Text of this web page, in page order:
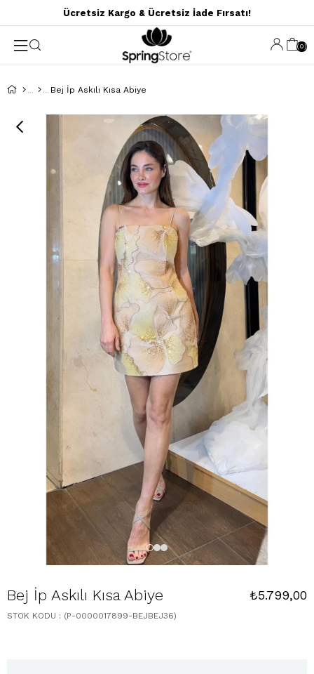
Ücretsiz Kargo & Ücretsiz İade Fırsatı!
0
Bej İp Askılı Kısa Abiye
Bej İp Askılı Kısa Abiye ₺5.799,00
STOK KODU (P-0000017899-BEJBEJ36)